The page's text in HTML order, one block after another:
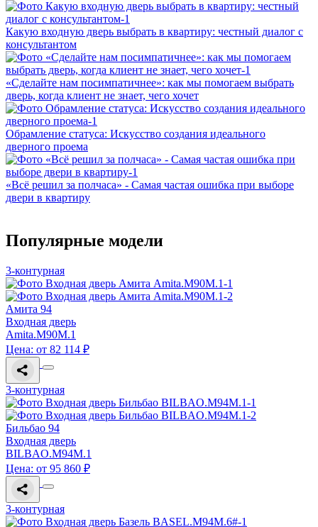
Какую входную дверь выбрать в квартиру: честный диалог с
консультантом
«Сделайте нам посимпатичнее»: как мы помогаем выбрать
дверь, когда клиент не знает, чего хочет
Обрамление статуса: Искусство создания идеального
дверного проема
«Всё решил за полчаса» - Самая частая ошибка при выборе
двери в квартиру
Популярные модели
3-контурная
Амита 94
Входная дверь
Amita.M90M.1
Цена: от 82 114 ₽
3-контурная
Бильбао 94
Входная дверь
BILBAO.M94M.1
Цена: от 95 860 ₽
3-контурная